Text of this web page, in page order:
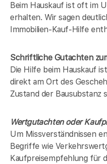
Beim Hauskauf ist oft im
erhalten. Wir sagen
Immobilien-Kauf-Hilfe
Schriftliche Gutachten
Die Hilfe beim Hauskauf
direkt am Ort des
Zustand der Bausubstanz
Wertgutachten oder
Um Missverständnissen
Begriffe wie
Kaufpreisempfehlung für